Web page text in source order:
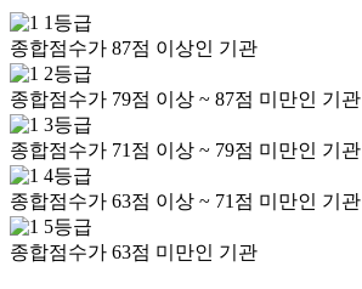
1등급
종합점수가 87점 이상인 기관
2등급
종합점수가 79점 이상 ~ 87점 미만인 기관
3등급
종합점수가 71점 이상 ~ 79점 미만인 기관
4등급
종합점수가 63점 이상 ~ 71점 미만인 기관
5등급
종합점수가 63점 미만인 기관